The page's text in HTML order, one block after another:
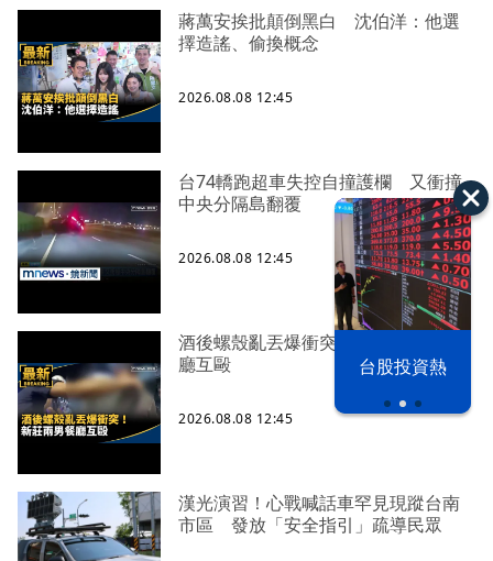
漢光42演習 台股投資熱
蔣萬安挨批顛倒黑白 沈伯洋：他選
擇造謠、偷換概念
2026.08.08 12:45
台74轎跑超車失控自撞護欄 又衝撞
中央分隔島翻覆
2026.08.08 12:45
酒後螺殼亂丟爆衝突！ 新莊兩男餐
廳互毆
2026.08.08 12:45
漢光演習！心戰喊話車罕見現蹤台南
市區 發放「安全指引」疏導民眾